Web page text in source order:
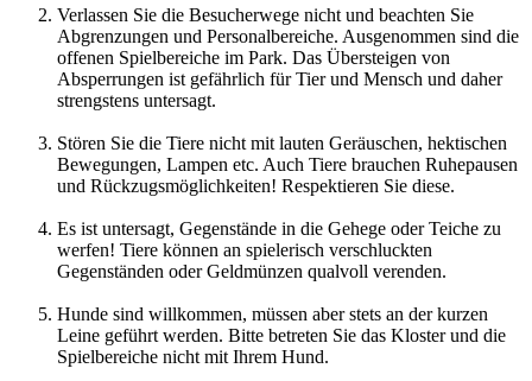
Verlassen Sie die Besucherwege nicht und beachten Sie
Abgrenzungen und Personalbereiche. Ausgenommen sind die
offenen Spielbereiche im Park. Das Übersteigen von
Absperrungen ist gefährlich für Tier und Mensch und daher
strengstens untersagt.
Stören Sie die Tiere nicht mit lauten Geräuschen, hektischen
Bewegungen, Lampen etc. Auch Tiere brauchen Ruhepausen
und Rückzugsmöglichkeiten! Respektieren Sie diese.
Es ist untersagt, Gegenstände in die Gehege oder Teiche zu
werfen! Tiere können an spielerisch verschluckten
Gegenständen oder Geldmünzen qualvoll verenden.
Hunde sind willkommen, müssen aber stets an der kurzen
Leine geführt werden. Bitte betreten Sie das Kloster und die
Spielbereiche nicht mit Ihrem Hund.